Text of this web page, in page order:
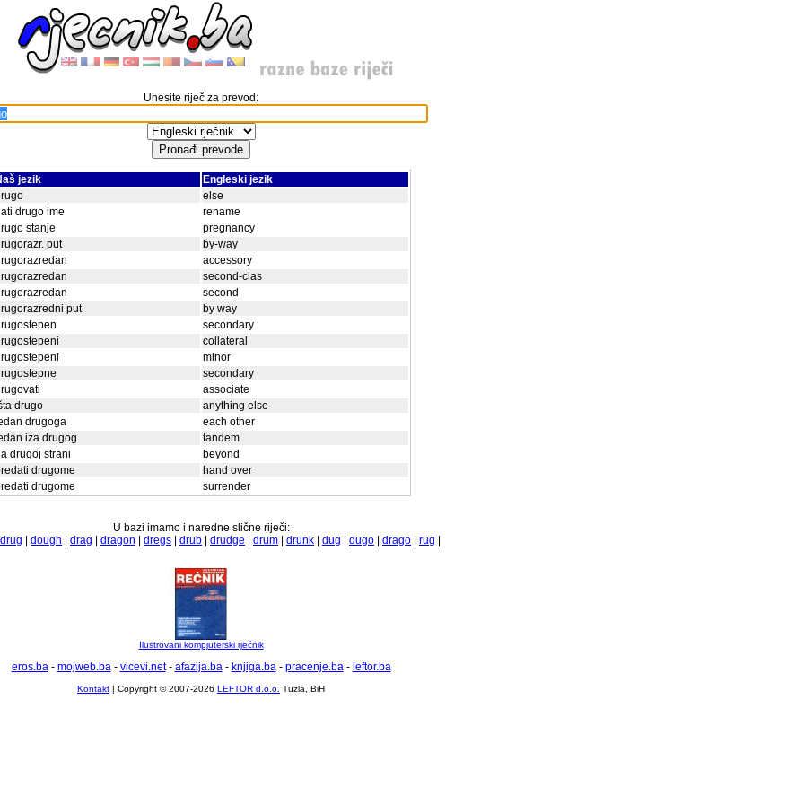
Unesite riječ za prevod:
jezik
Engleski jezik
else
drugo ime
rename
stanje
pregnancy
put
by-way
accessory
second-clas
second
put
by way
secondary
collateral
minor
secondary
associate
drugo
anything else
drugoga
each other
iza drugog
tandem
drugoj strani
beyond
drugome
hand over
drugome
surrender
U bazi imamo i naredne slične riječi:
drug dough drag dragon dregs drub drudge drum drunk dug dugo drago rug
Ilustrovani kompjuterski rječnik
eros.ba- mojweb.ba- vicevi.net- afazija.ba- knjiga.ba- pracenje.ba- leftor.ba
Kontakt | Copyright © 2007-2026 LEFTOR d.o.o. Tuzla, BiH